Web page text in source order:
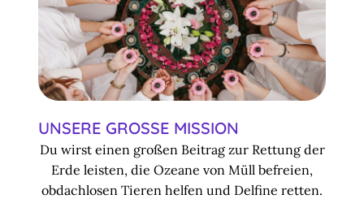
UNSERE GROSSE MISSION
Du wirst einen großen Beitrag zur Rettung der
Erde leisten, die Ozeane von Müll befreien,
obdachlosen Tieren helfen und Delfine retten.